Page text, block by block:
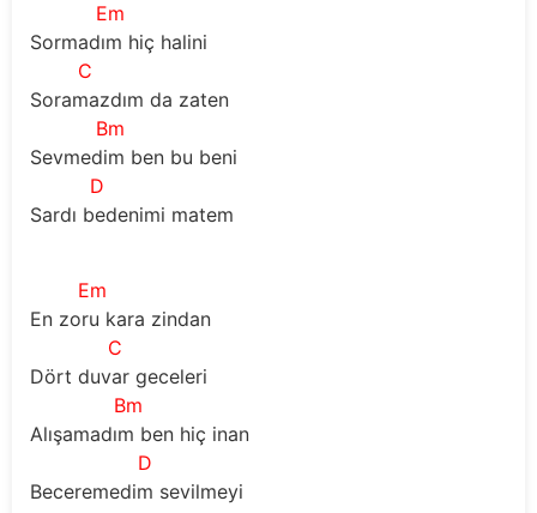
Em
Sormadım hiç halini
C
Soramazdım da zaten
Bm
Sevmedim ben bu beni
D
Sardı bedenimi matem
Em
En zoru kara zindan
C
Dört duvar geceleri
Bm
Alışamadım ben hiç inan
D
Beceremedim sevilmeyi